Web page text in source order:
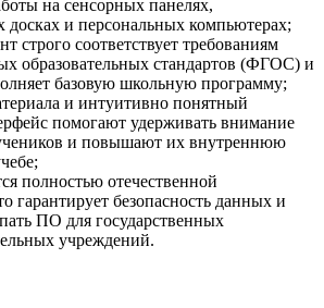
на сенсорных панелях,
досках и персональных компьютерах;
строго соответствует требованиям
образовательных стандартов (ФГОС) и
базовую школьную программу;
и интуитивно понятный
помогают удерживать внимание
и повышают их внутреннюю
полностью отечественной
гарантирует безопасность данных и
ПО для государственных
учреждений.